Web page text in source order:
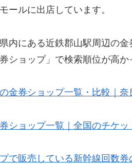
ールに出店しています。
内にある近鉄郡山駅周辺の
ョップ」で検索順位が高か
金券ショップ一覧・比較｜
ショップ一覧｜全国のチケッ
で販売している新幹線回数